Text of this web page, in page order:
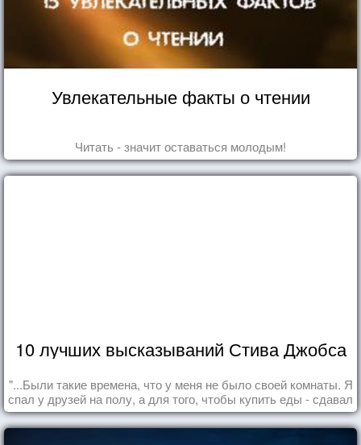
Увлекательные факты о чтении
Читать - значит оставаться молодым!
10 лучших высказываний Стива Джобса
"...Были такие времена, что у меня не было своей комнаты. Я
спал у друзей на полу, а для того, чтобы купить еды - сдавал
бутылки из под кока-колы"